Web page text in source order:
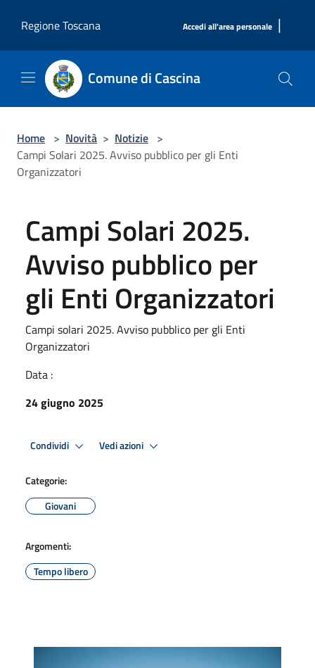
Regione Toscana
Accedi all'area personale |
Comune di Cascina
Home > Novità > Notizie >
Campi Solari 2025. Avviso pubblico per gli Enti
Organizzatori
Campi Solari 2025.
Avviso pubblico per
gli Enti Organizzatori
Campi solari 2025. Avviso pubblico per gli Enti
Organizzatori
Data :
24 giugno 2025
Condividi Vedi azioni
Categorie:
Giovani
Argomenti:
Tempo libero